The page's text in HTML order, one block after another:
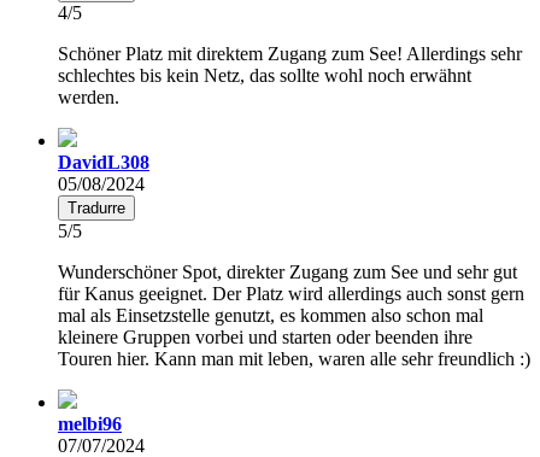
4/5
Schöner Platz mit direktem Zugang zum See! Allerdings sehr
schlechtes bis kein Netz, das sollte wohl noch erwähnt
werden.
DavidL308
05/08/2024
Tradurre
5/5
Wunderschöner Spot, direkter Zugang zum See und sehr gut
für Kanus geeignet. Der Platz wird allerdings auch sonst gern
mal als Einsetzstelle genutzt, es kommen also schon mal
kleinere Gruppen vorbei und starten oder beenden ihre
Touren hier. Kann man mit leben, waren alle sehr freundlich :)
melbi96
07/07/2024